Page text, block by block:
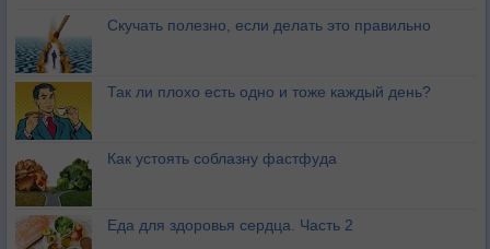
Скучать полезно, если делать это правильно
Так ли плохо есть одно и тоже каждый день?
Как устоять соблазну фастфуда
Еда для здоровья сердца. Часть 2